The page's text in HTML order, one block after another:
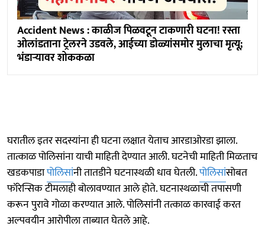
Accident News : काळीज पिळवटून टाकणारी घटना! रस्ता
ओलांडताना ट्रेलरने उडवले, आईच्या डोळ्यांसमोर मुलाचा मृत्यू;
भंडाऱ्यावर शोककळा
घरातील इतर सदस्यांना ही घटना लक्षात येताच आरडाओरडा झाला.
तात्काळ पोलिसांना याची माहिती देण्यात आली. घटनेची माहिती मिळताच
खडकपाडापोलिसांनी तातडीने घटनास्थळी धाव घेतली.पोलिसांसोबत
फॉरेन्सिक टीमलाही बोलावण्यात आले होते. घटनास्थळाची तपासणी
करून पुरावे गोळा करण्यात आले. पोलिसांनी तत्काळ कारवाई करत
अल्पवयीन आरोपीला ताब्यात घेतले आहे.